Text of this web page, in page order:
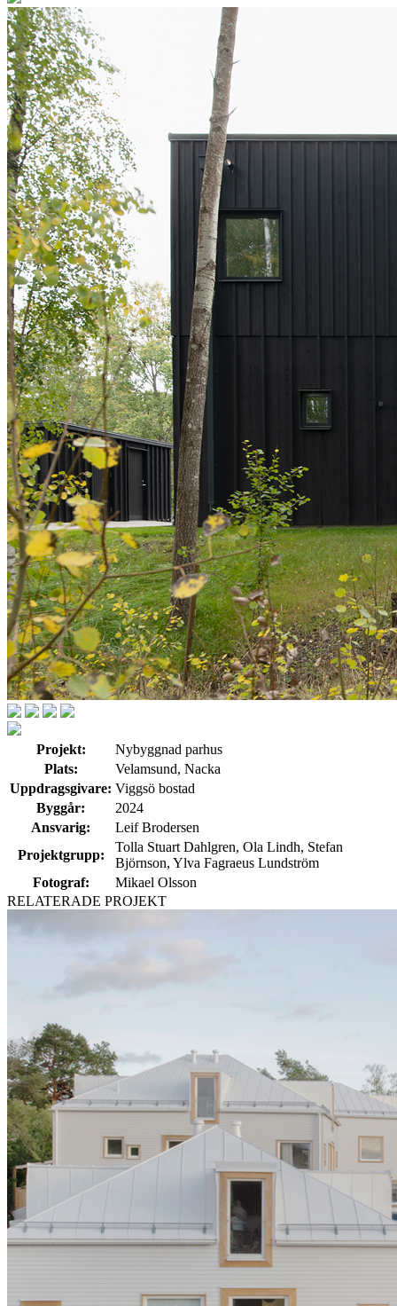
Projekt:
Nybyggnad parhus
Plats:
Velamsund, Nacka
Uppdragsgivare: Viggsö bostad
Byggår:
2024
Ansvarig:
Leif Brodersen
Projektgrupp:
Tolla Stuart Dahlgren, Ola Lindh, Stefan
Björnson, Ylva Fagraeus Lundström
Fotograf:
Mikael Olsson
RELATERADE PROJEKT